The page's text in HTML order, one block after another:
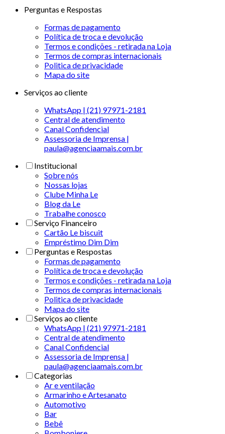
Perguntas e Respostas
Formas de pagamento
Política de troca e devolução
Termos e condições - retirada na Loja
Termos de compras internacionais
Politica de privacidade
Mapa do site
Serviços ao cliente
WhatsApp | (21) 97971-2181
Central de atendimento
Canal Confidencial
Assessoria de Imprensa |
paula@agenciaamais.com.br
Institucional
Sobre nós
Nossas lojas
Clube Minha Le
Blog da Le
Trabalhe conosco
Serviço Financeiro
Cartão Le biscuit
Empréstimo Dim Dim
Perguntas e Respostas
Formas de pagamento
Política de troca e devolução
Termos e condições - retirada na Loja
Termos de compras internacionais
Politica de privacidade
Mapa do site
Serviços ao cliente
WhatsApp | (21) 97971-2181
Central de atendimento
Canal Confidencial
Assessoria de Imprensa |
paula@agenciaamais.com.br
Categorias
Ar e ventilação
Armarinho e Artesanato
Automotivo
Bar
Bebê